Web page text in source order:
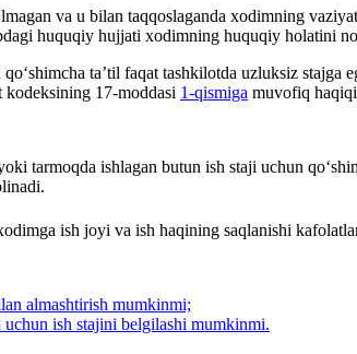
va u bilan taqqoslaganda хodimning
huquqiy hujjati хodimning huquqiy holatini
ta’til faqat tashkilotda uzluksiz
17-moddasi 1-qismiga muvofiq
tarmoqda ishlagan butun ish staji uchun
ish joyi va ish haqining saqlanishi
almashtirish mumkinmi;
uchun ish stajini belgilashi mumkinmi.